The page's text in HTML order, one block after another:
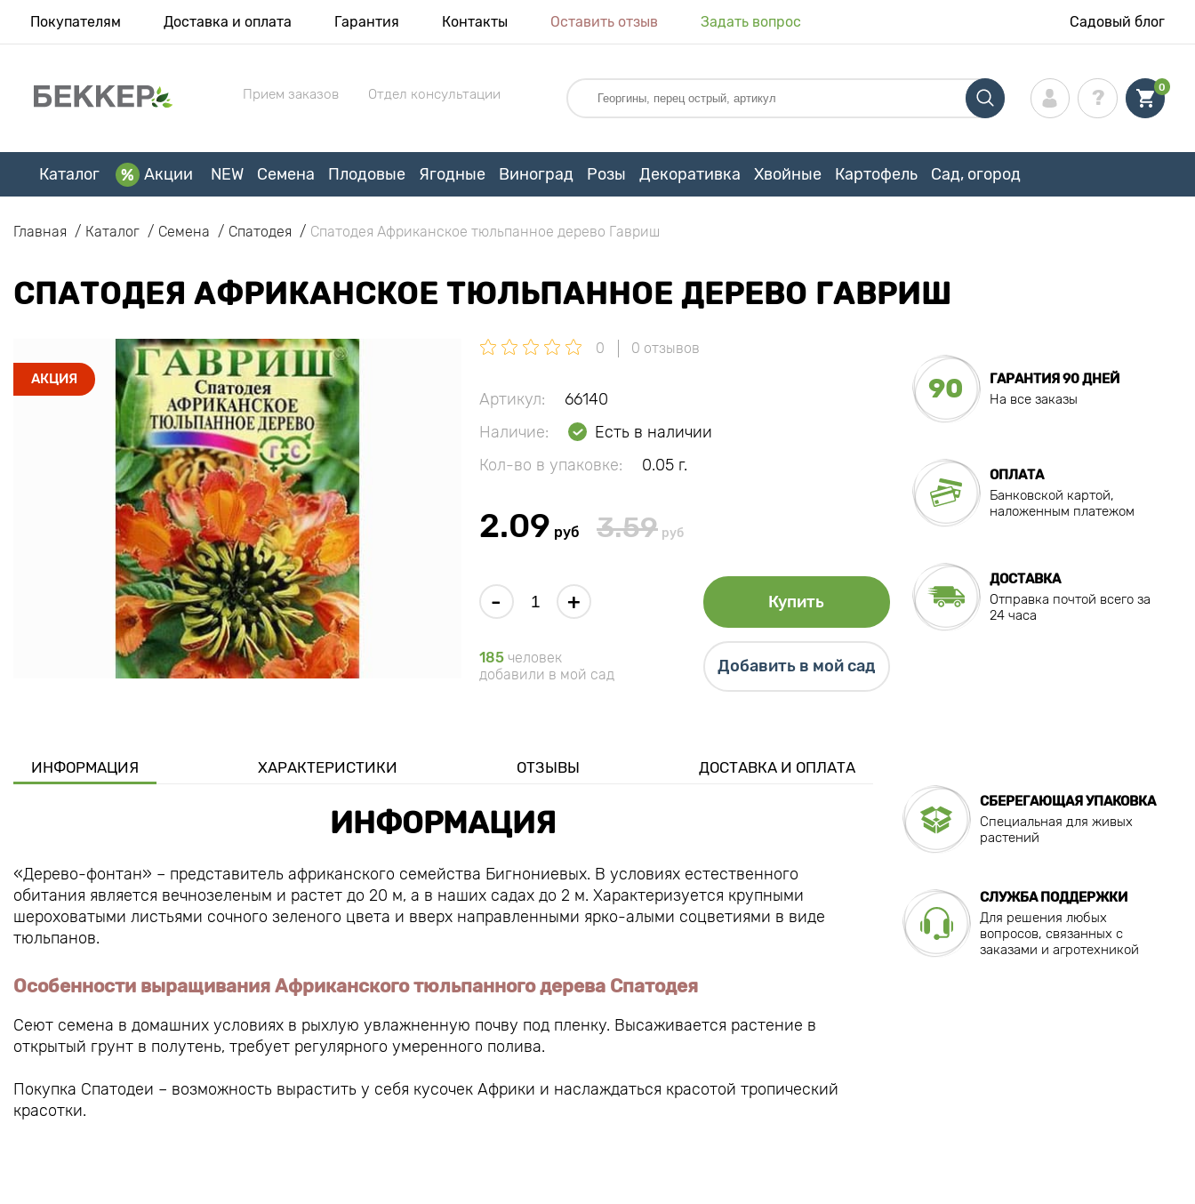
Покупателям Доставка и оплата Гарантия Контакты Оставить отзыв Задать вопрос Садовый блог
Прием заказов Отдел консультации 0
Каталог Акции NEW Семена Плодовые Ягодные Виноград Розы Декоративка Хвойные Картофель Сад, огород
Главная Каталог Семена Спатодея Спатодея Африканское тюльпанное дерево Гавриш
СПАТОДЕЯ АФРИКАНСКОЕ ТЮЛЬПАННОЕ ДЕРЕВО ГАВРИШ
АКЦИЯ
0 0 отзывов
Артикул:
66140
Наличие:
Есть в наличии
Кол-во в упаковке:
0.05 г.
2.09 руб 3.59 руб
- + Купить
185 человек
добавили в мой сад
Добавить в мой сад
90
ГАРАНТИЯ 90 ДНЕЙ
На все заказы
ОПЛАТА
Банковской картой,
наложенным платежом
ДОСТАВКА
Отправка почтой всего за
24 часа
ИНФОРМАЦИЯ ХАРАКТЕРИСТИКИ ОТЗЫВЫ ДОСТАВКА И ОПЛАТА
ИНФОРМАЦИЯ
«Дерево-фонтан» – представитель африканского семейства Бигнониевых. В условиях естественного
обитания является вечнозеленым и растет до 20 м, а в наших садах до 2 м. Характеризуется крупными
шероховатыми листьями сочного зеленого цвета и вверх направленными ярко-алыми соцветиями в виде
тюльпанов.
Особенности выращивания Африканского тюльпанного дерева Спатодея
Сеют семена в домашних условиях в рыхлую увлажненную почву под пленку. Высаживается растение в
открытый грунт в полутень, требует регулярного умеренного полива.
Покупка Спатодеи – возможность вырастить у себя кусочек Африки и наслаждаться красотой тропический
красотки.
СБЕРЕГАЮЩАЯ УПАКОВКА
Специальная для живых
растений
СЛУЖБА ПОДДЕРЖКИ
Для решения любых
вопросов, связанных с
заказами и агротехникой